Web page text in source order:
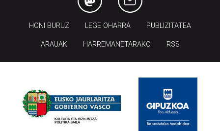
HONI BURUZ LEGE OHARRA PUBLIZITATEA
ARAUAK HARREMANETARAKO RSS